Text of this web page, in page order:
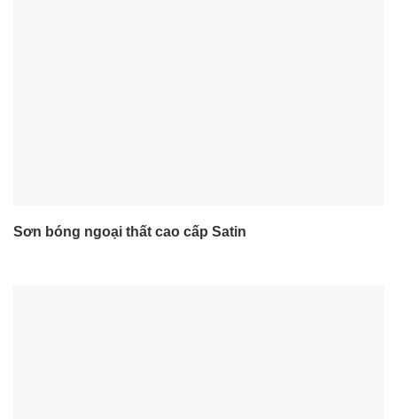
Sơn bóng ngoại thất cao cấp Satin